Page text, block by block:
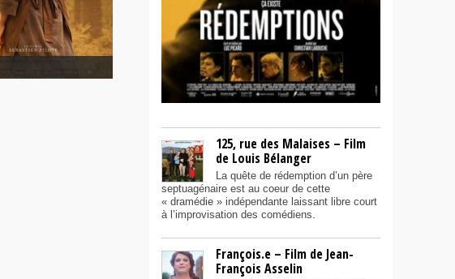
125, rue des Malaises – Film
de Louis Bélanger
La quête de rédemption d’un père
septuagénaire est au coeur de cette
« dramédie » indépendante laissant libre court
à l’improvisation des comédiens.
François.e – Film de Jean-
François Asselin